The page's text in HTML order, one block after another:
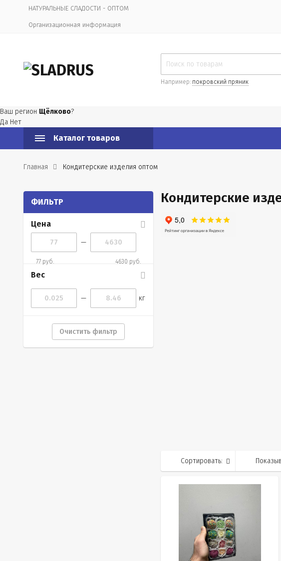
НАТУРАЛЬНЫЕ СЛАДОСТИ - ОПТОМ
Организационная информация
Например: покровский пряник
Ваш регион Щёлково?
Да Нет
Каталог товаров
Главная Кондитерские изделия оптом
ФИЛЬТР
Цена
—
77 руб. 4630 руб.
Вес
— кг
Очистить фильтр
Кондитерские
Сортировать: